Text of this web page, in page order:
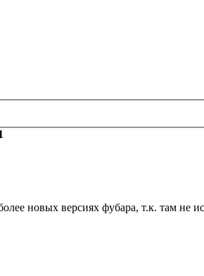
новых версиях фубара, т.к. там не